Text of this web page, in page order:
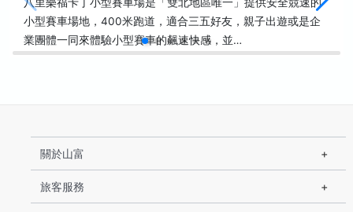
小型賽車場地，400米跑道，適合三五好友，親子出遊或是企
業團體一同來體驗小型賽車的飆速快感，並…
關於山富
旅客服務